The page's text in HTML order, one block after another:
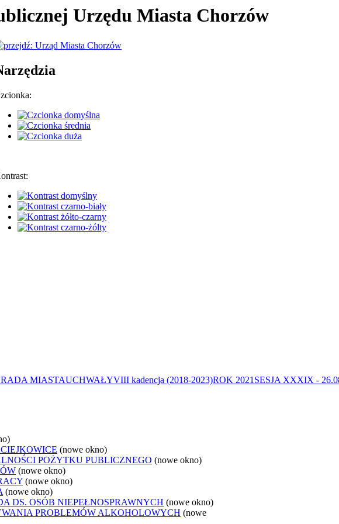
Urzędu Miasta Chorzów
RADA MIASTAUCHWAŁYVIII kadencja (2018-2023)ROK 2021 SESJA XXXIX -
(nowe okno)
POŻYTKU PUBLICZNEGO (nowe okno)
(nowe okno)
(nowe okno)
(nowe okno)
DS. OSÓB NIEPEŁNOSPRAWNYCH (nowe okno)
PROBLEMÓW ALKOHOLOWYCH (nowe